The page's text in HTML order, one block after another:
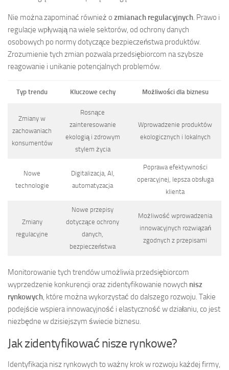
Nie można zapominać również o zmianach regulacyjnych. Prawo i
regulacje wpływają na wiele sektorów, od ochrony danych
osobowych po normy dotyczące bezpieczeństwa produktów.
Zrozumienie tych zmian pozwala przedsiębiorcom na szybsze
reagowanie i unikanie potencjalnych problemów.
Typ trendu Kluczowe cechy Możliwości dla biznesu
Zmiany w
zachowaniach
konsumentów
Rosnące
zainteresowanie
ekologią i zdrowym
stylem życia
Wprowadzenie produktów
ekologicznych i lokalnych
Nowe
technologie
Digitalizacja, AI,
automatyzacja
Poprawa efektywności
operacyjnej, lepsza obsługa
klienta
Zmiany
regulacyjne
Nowe przepisy
dotyczące ochrony
danych,
bezpieczeństwa
Możliwość wprowadzenia
innowacyjnych rozwiązań
zgodnych z przepisami
Monitorowanie tych trendów umożliwia przedsiębiorcom
wyprzedzenie konkurencji oraz zidentyfikowanie nowych nisz
rynkowych, które można wykorzystać do dalszego rozwoju. Takie
podejście wspiera innowacyjność i elastyczność w działaniu, co jest
niezbędne w dzisiejszym świecie biznesu.
Jak zidentyfikować nisze rynkowe?
Identyfikacja nisz rynkowych to ważny krok w rozwoju każdej firmy,